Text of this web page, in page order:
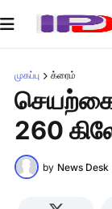
முகப்பு க்ரைம்
260
by News Desk